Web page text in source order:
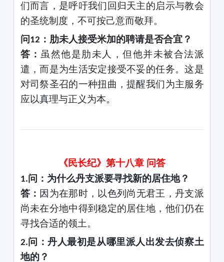
们而言，是呼吁我们回归天主的启示与教会
的圣统制度，不可按己意而敬拜。
问 12 ：肋未人接受米加的聘请是否合宜？
答： 虽然他是肋未人，但他并未被合法派
遣，而是为生活安定接受不妥的任务。这是
对司祭圣召的一种扭曲，提醒我们为主服务
应以真理与正义为本。
《民长纪》第十八章 问答
1.问：为什么丹支派要寻找新的居住地？
答： 因为在那时，以色列尚无君王，丹支派
尚未在分地中得到稳定的居住地，他们仍在
寻找合适的领土。
2.问：丹人最初是从哪里派人出发去侦察土
地的？